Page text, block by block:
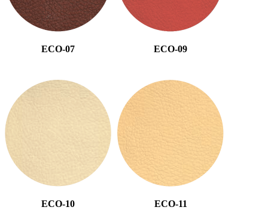
ECO-07 ECO-09
ECO-10 ECO-11